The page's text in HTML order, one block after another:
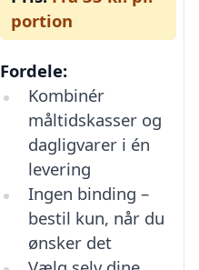
portion
Fordele:
Kombinér
måltidskasser og
dagligvarer i én
levering
Ingen binding –
bestil kun, når du
ønsker det